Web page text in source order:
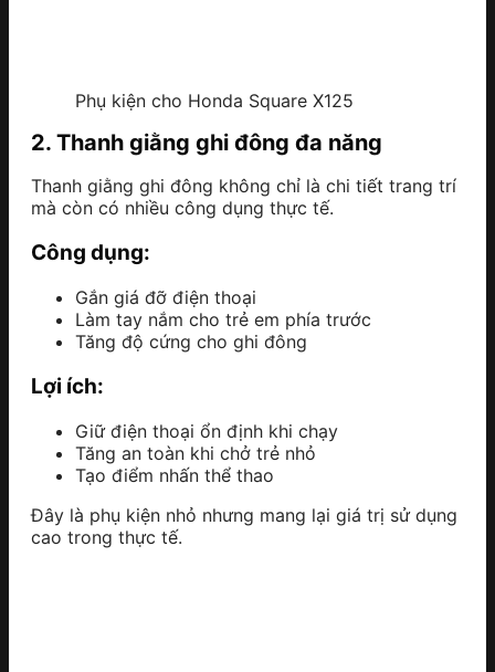
Phụ kiện cho Honda Square X125
2. Thanh giằng ghi đông đa năng
Thanh giằng ghi đông không chỉ là chi tiết trang trí
mà còn có nhiều công dụng thực tế.
Công dụng:
Gắn giá đỡ điện thoại
Làm tay nắm cho trẻ em phía trước
Tăng độ cứng cho ghi đông
Lợi ích:
Giữ điện thoại ổn định khi chạy
Tăng an toàn khi chở trẻ nhỏ
Tạo điểm nhấn thể thao
Đây là phụ kiện nhỏ nhưng mang lại giá trị sử dụng
cao trong thực tế.